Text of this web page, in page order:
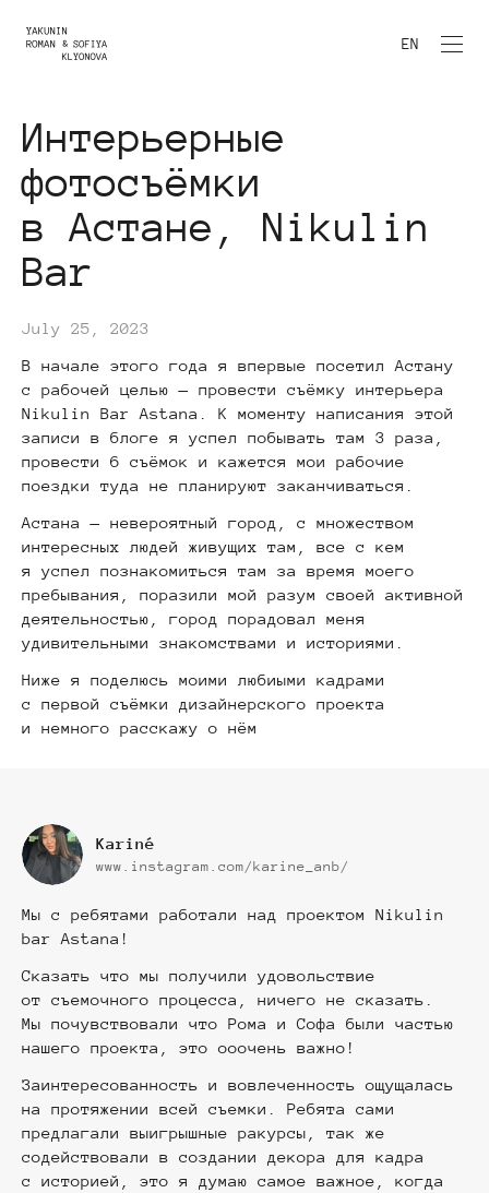
EN
Интерьерные
фотосъёмки
в Астане, Nikulin
Bar
July 25, 2023
В начале этого года я впервые посетил Астану
с рабочей целью — провести съёмку интерьера
Nikulin Bar Astana. К моменту написания этой
записи в блоге я успел побывать там 3 раза,
провести 6 съёмок и кажется мои рабочие
поездки туда не планируют заканчиваться.
Астана — невероятный город, с множеством
интересных людей живущих там, все с кем
я успел познакомиться там за время моего
пребывания, поразили мой разум своей активной
деятельностью, город порадовал меня
удивительными знакомствами и историями.
Ниже я поделюсь моими любиыми кадрами
с первой съёмки дизайнерского проекта
и немного расскажу о нём
Kariné
www.instagram.com/karine_anb/
Мы с ребятами работали над проектом Nikulin
bar Astana!
Сказать что мы получили удовольствие
от съемочного процесса, ничего не сказать.
Мы почувствовали что Рома и Софа были частью
нашего проекта, это ооочень важно!
Заинтересованность и вовлеченность ощущалась
на протяжении всей съемки. Ребята сами
предлагали выигрышные ракурсы, так же
содействовали в создании декора для кадра
с историей, это я думаю самое важное, когда